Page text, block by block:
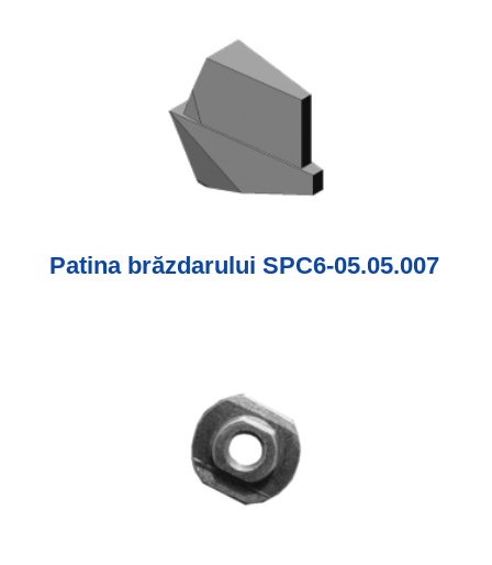
Patina brăzdarului SPC6-05.05.007